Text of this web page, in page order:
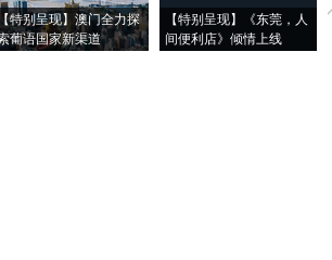
特别呈现】澳门全力探
葡语国家新渠道
【特别呈现】《东莞，人
间便利店》倾情上线